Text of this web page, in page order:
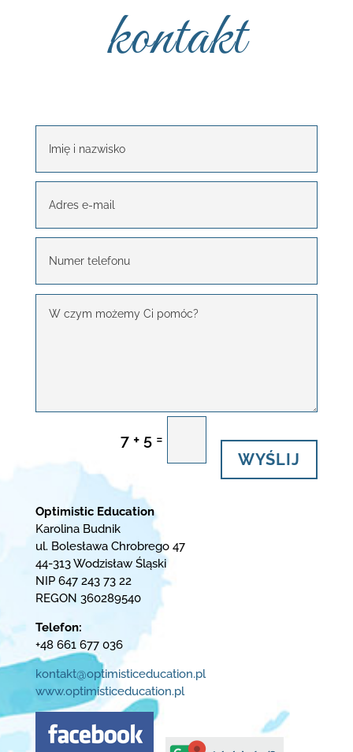
kontakt
7 + 5 =
WYŚLIJ
Optimistic Education
Karolina Budnik
ul. Bolesława Chrobrego 47
44-313 Wodzisław Śląski
NIP 647 243 73 22
REGON 360289540
Telefon:
+48 661 677 036
kontakt@optimisticeducation.pl
www.optimisticeducation.pl